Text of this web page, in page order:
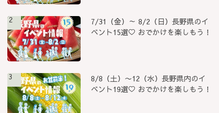
2
7/31（金）～ 8/2（日）長野県のイ
ベント15選♡ おでかけを楽しもう！
3
8/8（土）〜12（水）長野県内のイ
ベント19選♡ おでかけを楽しもう！